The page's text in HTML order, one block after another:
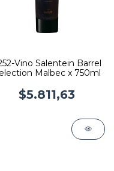
Vino Salentein Barrel
Malbec x 750ml
$5.811,63